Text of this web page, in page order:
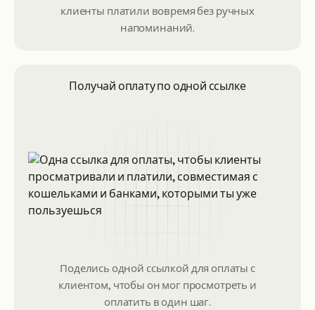
клиенты платили вовремя без ручных
напоминаний.
Получай оплату по одной ссылке
Поделись одной ссылкой для оплаты с
клиентом, чтобы он мог просмотреть и
оплатить в один шаг.